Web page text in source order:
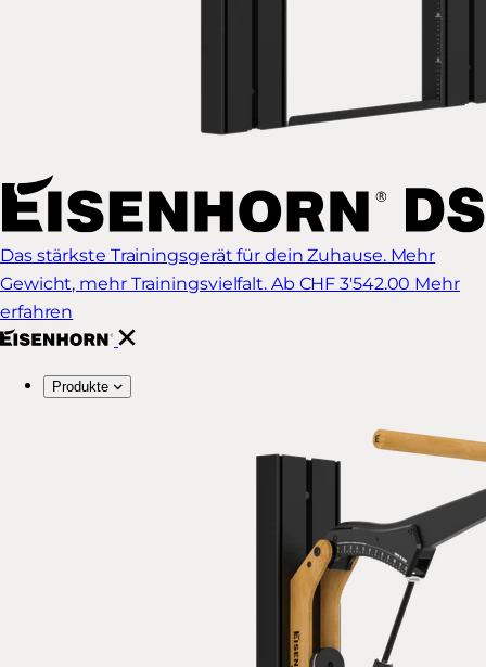
Das stärkste Trainingsgerät für dein Zuhause. Mehr
Gewicht, mehr Trainingsvielfalt. Ab CHF 3'542.00 Mehr
erfahren
Produkte